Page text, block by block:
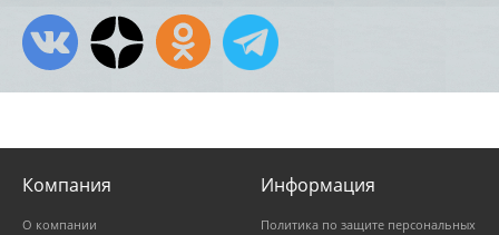
Компания
О компании
Информация
Политика по защите персональных